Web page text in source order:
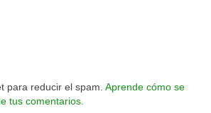
para reducir el spam. Aprende cómo se
tus comentarios.